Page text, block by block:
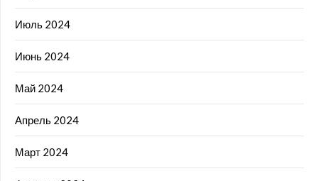
Июль 2024
Июнь 2024
Май 2024
Апрель 2024
Март 2024